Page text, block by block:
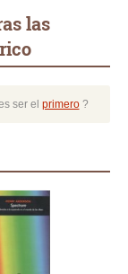
las
ser el primero?